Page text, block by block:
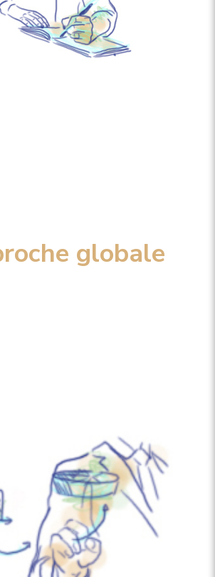
globale